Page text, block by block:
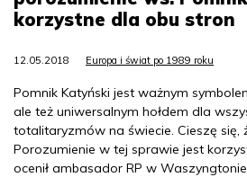
korzystne dla obu stron
12.05.2018 Europa i świat po 1989 roku
Pomnik Katyński jest ważnym
ale też uniwersalnym hołdem dla
totalitaryzmów na świecie. Cieszę się,
Porozumienie w tej sprawie jest
ocenił ambasador RP w